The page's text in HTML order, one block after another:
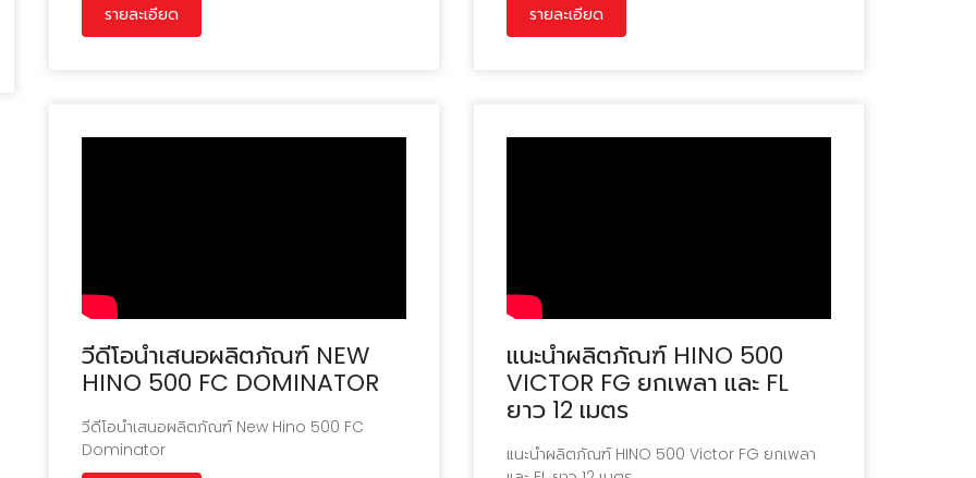
FG8JT3A-ACDMH
รายละเอียด รายละเอียด
วีดีโอนำเสนอผลิตภัณฑ์ NEW
HINO 500 FC DOMINATOR
วีดีโอนำเสนอผลิตภัณฑ์ New Hino 500 FC
Dominator
แนะนำผลิตภัณฑ์ HINO 500
VICTOR FG ยกเพลา และ FL
ยาว 12 เมตร
แนะนำผลิตภัณฑ์ HINO 500 Victor FG ยกเพลา